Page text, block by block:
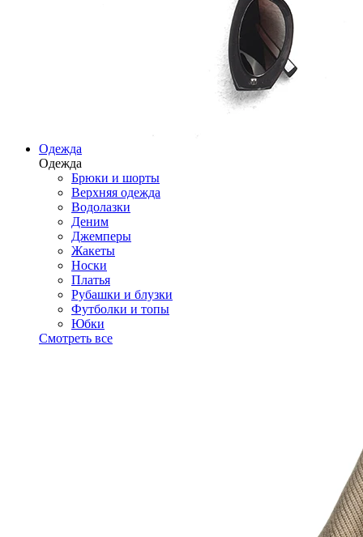
Одежда
Одежда
Брюки и шорты
Верхняя одежда
Водолазки
Деним
Джемперы
Жакеты
Носки
Платья
Рубашки и блузки
Футболки и топы
Юбки
Смотреть все